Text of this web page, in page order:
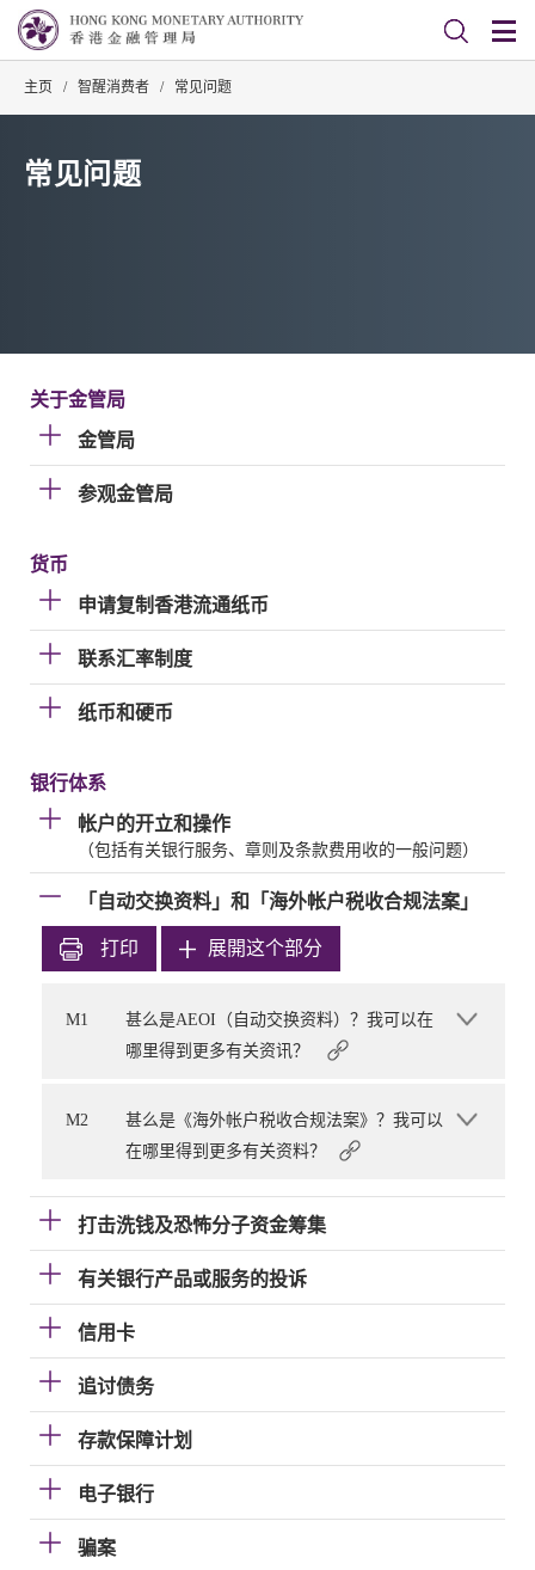
主页 / 智醒消费者 / 常见问题
常见问题
关于金管局
金管局
参观金管局
货币
申请复制香港流通纸币
联系汇率制度
纸币和硬币
银行体系
帐户的开立和操作
（包括有关银行服务、章则及条款费用收的一般问题）
「自动交换资料」和「海外帐户税收合规法案」
打印 展開这个部分
M1
甚么是AEOI（自动交换资料）？我可以在
哪里得到更多有关资讯？
M2
甚么是《海外帐户税收合规法案》？我可以
在哪里得到更多有关资料？
打击洗钱及恐怖分子资金筹集
有关银行产品或服务的投诉
信用卡
追讨债务
存款保障计划
电子银行
骗案